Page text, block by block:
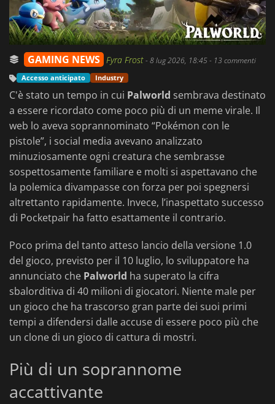
GAMING NEWS Fyra Frost-8 lug 2026, 18:45- 13 commenti
Accesso anticipato Industry
C'è stato un tempo in cui Palworld sembrava destinato
a essere ricordato come poco più di un meme virale. Il
web lo aveva soprannominato “Pokémon con le
pistole”, i social media avevano analizzato
minuziosamente ogni creatura che sembrasse
sospettosamente familiare e molti si aspettavano che
la polemica divampasse con forza per poi spegnersi
altrettanto rapidamente. Invece, l’inaspettato successo
di Pocketpair ha fatto esattamente il contrario.
Poco prima del tanto atteso lancio della versione 1.0
del gioco, previsto per il 10 luglio, lo sviluppatore ha
annunciato che Palworld ha superato la cifra
sbalorditiva di 40 milioni di giocatori. Niente male per
un gioco che ha trascorso gran parte dei suoi primi
tempi a difendersi dalle accuse di essere poco più che
un clone di un gioco di cattura di mostri.
Più di un soprannome
accattivante